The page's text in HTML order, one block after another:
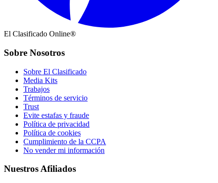
El Clasificado Online®
Sobre Nosotros
Sobre El Clasificado
Media Kits
Trabajos
Términos de servicio
Trust
Evite estafas y fraude
Política de privacidad
Política de cookies
Cumplimiento de la CCPA
No vender mi información
Nuestros Afiliados